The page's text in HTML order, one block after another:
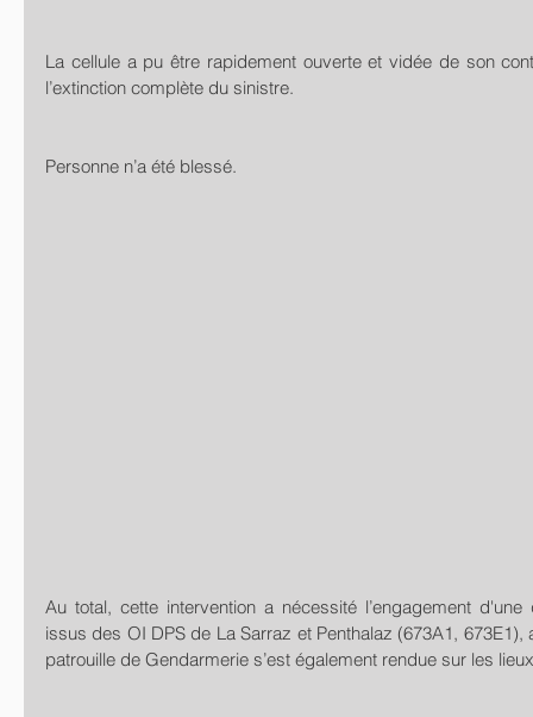
La cellule a pu être rapidement ouverte et vidée de son
l’extinction complète du sinistre.
Personne n’a été blessé.
Au total, cette intervention a nécessité l’engagement d'une
issus des OI DPS de La Sarraz et Penthalaz (673A1, 673E1),
patrouille de Gendarmerie s’est également rendue sur les